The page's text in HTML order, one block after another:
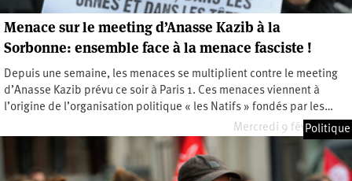
Menace sur le meeting d’Anasse Kazib à la
Sorbonne: ensemble face à la menace fasciste !
Depuis une semaine, les menaces se multiplient contre le meeting
d’Anasse Kazib prévu ce soir à Paris 1. Ces menaces viennent à
l’origine de l’organisation politique « les Natifs » fondés par les…
Mercredi 9 février 2022
Politique